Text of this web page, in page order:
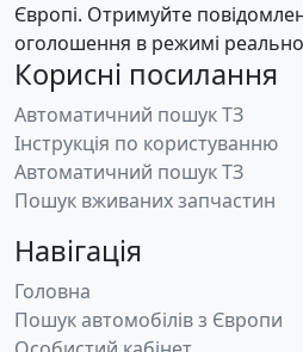
Європі. Отримуйте
оголошення в режимі
Корисні посилання
Автоматичний пошук ТЗ
Інструкція по користуванню
Автоматичний пошук ТЗ
Пошук вживаних запчастин
Навігація
Головна
Пошук автомобілів з Європи